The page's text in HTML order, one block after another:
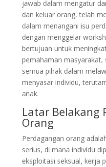
jawab dalam mengatur
dan keluar orang, telah
dalam menangani isu
dengan menggelar
bertujuan untuk
pemahaman
semua pihak dalam
menyasar individu,
anak.
Latar Belakang
Orang
Perdagangan orang
serius, di mana individu
eksploitasi seksual, kerja